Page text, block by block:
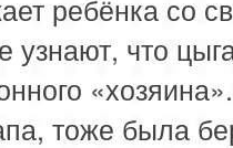
ребёнка со
узнают, что
тоже была